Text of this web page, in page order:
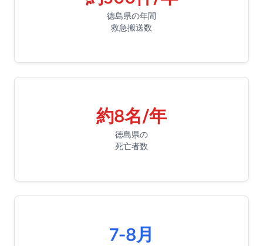
徳島県の年間
救急搬送数
約8名/年
徳島県の
死亡者数
7-8月